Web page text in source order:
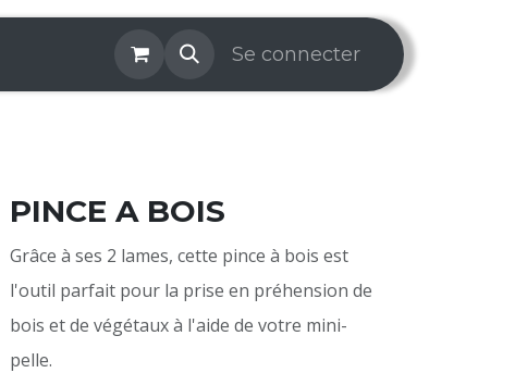
Infos & Services Galerie Aide Prise de rendez-
Se connecter
PINCE A BOIS
Grâce à ses 2 lames, cette pince à bois est
l'outil parfait pour la prise en préhension de
bois et de végétaux à l'aide de votre mini-
pelle.